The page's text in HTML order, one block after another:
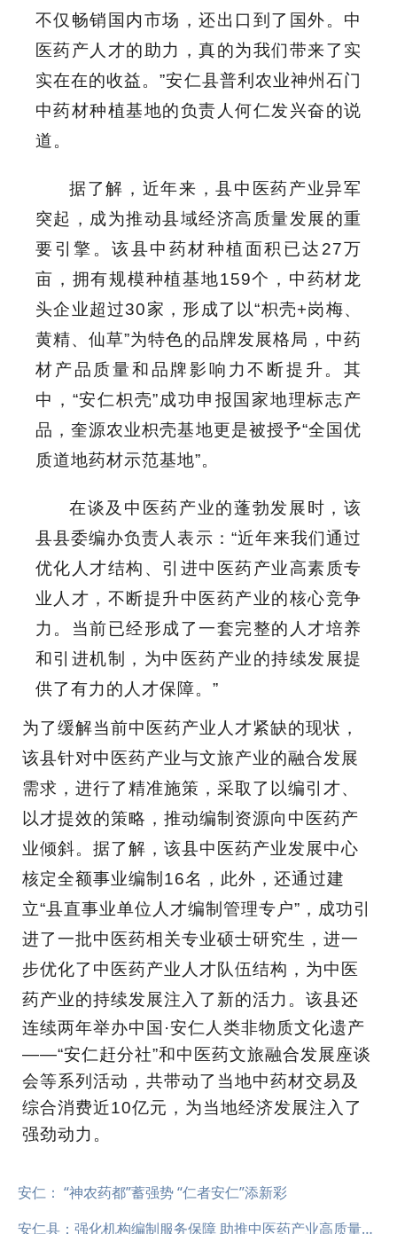
不仅畅销国内市场，还出口到了国外。中
医药产人才的助力，真的为我们带来了实
实在在的收益。”安仁县普利农业神州石门
中药材种植基地的负责人何仁发兴奋的说
道。
据了解，近年来，县中医药产业异军
突起，成为推动县域经济高质量发展的重
要引擎。该县中药材种植面积已达27万
亩，拥有规模种植基地159个，中药材龙
头企业超过30家，形成了以“枳壳+岗梅、
黄精、仙草”为特色的品牌发展格局，中药
材产品质量和品牌影响力不断提升。其
中，“安仁枳壳”成功申报国家地理标志产
品，奎源农业枳壳基地更是被授予“全国优
质道地药材示范基地”。
在谈及中医药产业的蓬勃发展时，该
县县委编办负责人表示：“近年来我们通过
优化人才结构、引进中医药产业高素质专
业人才，不断提升中医药产业的核心竞争
力。当前已经形成了一套完整的人才培养
和引进机制，为中医药产业的持续发展提
供了有力的人才保障。”
为了缓解当前中医药产业人才紧缺的现状，
该县针对中医药产业与文旅产业的融合发展
需求，进行了精准施策，采取了以编引才、
以才提效的策略，推动编制资源向中医药产
业倾斜。据了解，该县中医药产业发展中心
核定全额事业编制16名，此外，还通过建
立“县直事业单位人才编制管理专户”，成功引
进了一批中医药相关专业硕士研究生，进一
步优化了中医药产业人才队伍结构，为中医
药产业的持续发展注入了新的活力。 该县还
连续两年举办中国·安仁人类非物质文化遗产
——“安仁赶分社”和中医药文旅融合发展座谈
会等系列活动，共带动了当地中药材交易及
综合消费近10亿元，为当地经济发展注入了
强劲动力。
安仁： “神农药都”蓄强势 “仁者安仁”添新彩
安仁县：强化机构编制服务保障 助推中医药产业高质量发展